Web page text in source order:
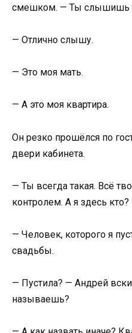
смешком. — Ты слышишь
— Отлично слышу.
— Это моя мать.
— А это моя квартира.
Он резко прошёлся по
двери кабинета.
— Ты всегда такая. Всё
контролем. А я здесь кто?
— Человек, которого я
свадьбы.
— Пустила? — Андрей
называешь?